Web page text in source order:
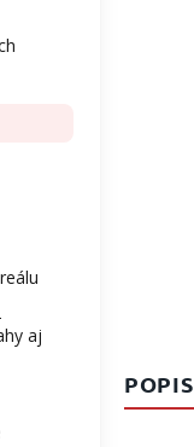
aj
POPIS